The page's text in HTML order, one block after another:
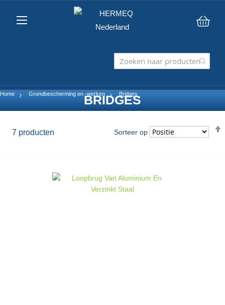
Home Grondbescherming en -werken Bridges
BRIDGES
7 producten Sorteer op